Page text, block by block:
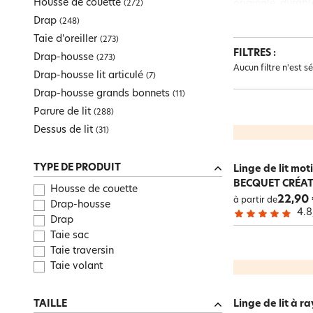
Toute la sélectionPromos
Maison pratique
Literie
Toute la sélection
Toute la sélection
Parure de lit
Dessus de lit
Toute la sélection
Toute la sélection
Peignoir
Gants de toilette
Peignoir personnalisé
Toute la sélection
Plaid
Coussin, housse de coussin
Galette, housse de chaise
TapisToute la sélectionDécoration
Meuble, étagère
Tête de lit, paravent
Toute la sélection
Toute la sélectionMaison pratique
Bien-être Intime
Toute la sélection
Cache-sommiers, chemin de lit
Housse de couette (272)
Drap (248)
Taie d'oreiller (273)
Drap-housse (273)
Drap-housse lit articulé (7)
Drap-housse grands bonnets (11 )
Parure de lit (288)
Dessus de lit (31 )
TYPE DE PRODUIT
Housse de couette
Drap-housse
Drap
Taie sac
Taie traversin
Taie volant
TAILLE
FILTRES :
Aucun filtre n'est
Linge de lit
BECQUET
à partir de22,90
4.8
Linge de lit à